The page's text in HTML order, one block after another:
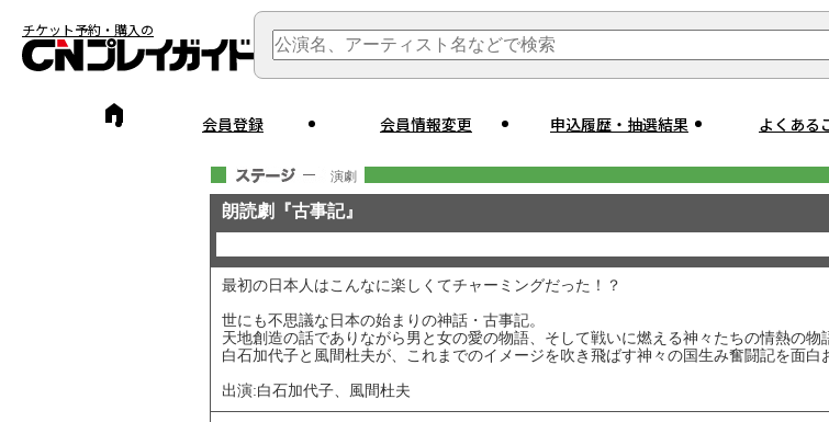
チケット予約・購入の
会員登録 会員情報変更 申込履歴・抽選結果 よくある
演劇
朗読劇『古事記』
最初の日本人はこんなに楽しくてチャーミングだった！？
世にも不思議な日本の始まりの神話・古事記。
天地創造の話でありながら男と女の愛の物語、そして戦いに燃える神々たちの情熱の物
白石加代子と風間杜夫が、これまでのイメージを吹き飛ばす神々の国生み奮闘記を面白
出演:白石加代子、風間杜夫